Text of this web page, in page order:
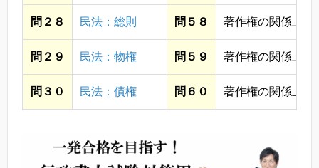
問２８ 民法：総則 問５８ 著作権の関係上省
問２９ 民法：物権 問５９ 著作権の関係上省
問３０ 民法：債権 問６０ 著作権の関係上省